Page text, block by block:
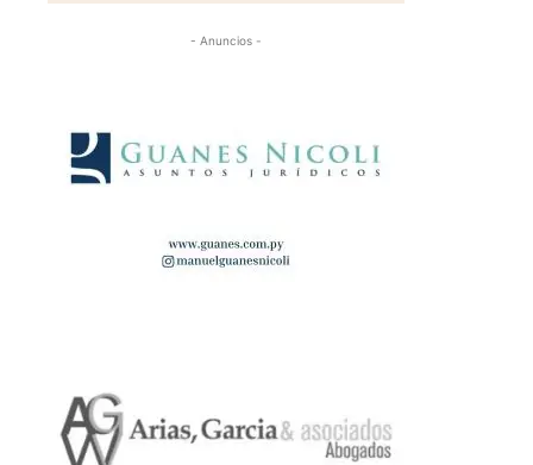
- Anuncios -